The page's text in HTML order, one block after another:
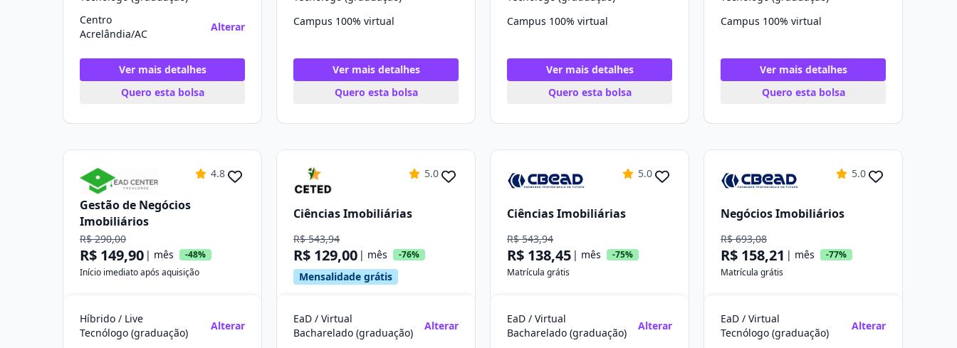
Centro
Acrelândia/AC
Alterar
Ver mais detalhes
Quero esta bolsa
Campus 100% virtual
Ver mais detalhes
Quero esta bolsa
Campus 100% virtual
Ver mais detalhes
Quero esta bolsa
Campus 100% virtual
Ver mais detalhes
Quero esta bolsa
4.8
Gestão de Negócios
Imobiliários
R$ 290,00
R$ 149,90 | mês
-48%
Início imediato após aquisição
Híbrido / Live
Tecnólogo (graduação)
Alterar
5.0
Ciências Imobiliárias
R$ 543,94
R$ 129,00 | mês -76%
Mensalidade grátis
EaD / Virtual
Bacharelado (graduação)
Alterar
5.0
Ciências Imobiliárias
R$ 543,94
R$ 138,45 | mês
-75%
Matrícula grátis
EaD / Virtual
Bacharelado (graduação)
Alterar
5.0
Negócios Imobiliários
R$ 693,08
R$ 158,21 | mês
-77%
Matrícula grátis
EaD / Virtual
Tecnólogo (graduação)
Alterar